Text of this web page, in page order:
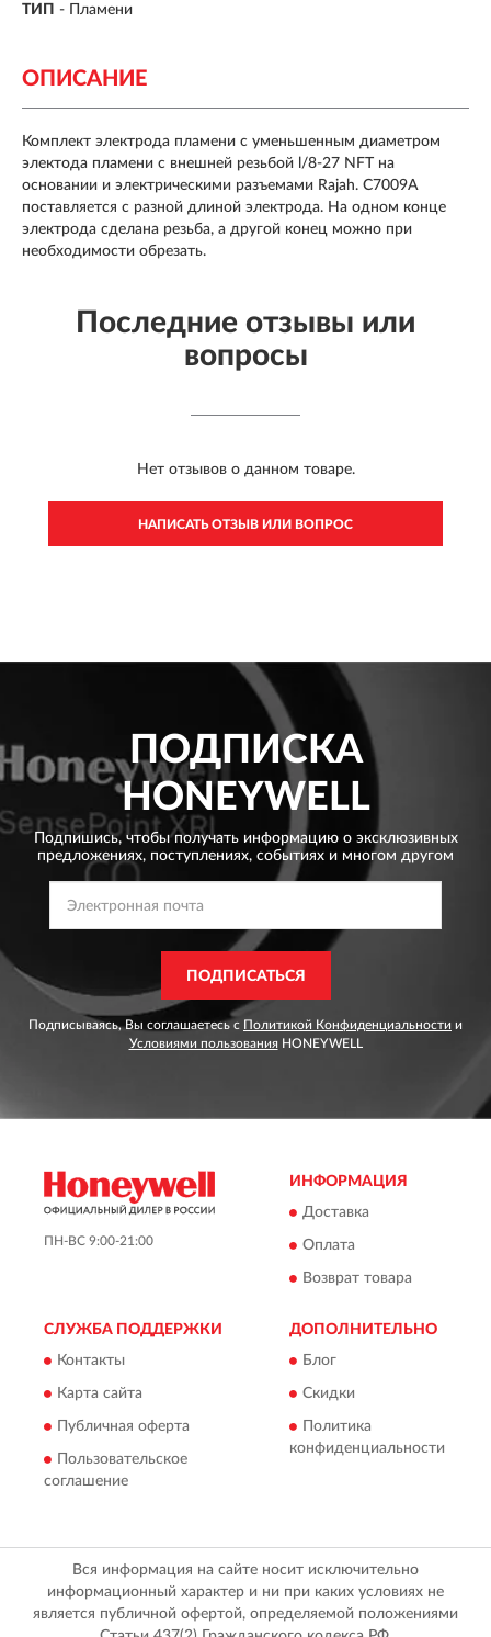
ТИП - Пламени
ОПИСАНИЕ
Комплект электрода пламени с уменьшенным диаметром
электода пламени с внешней резьбой l/8-27 NFT на
основании и электрическими разъемами Rajah. C7009A
поставляется с разной длиной электрода. На одном конце
электрода сделана резьба, а другой конец можно при
необходимости обрезать.
Последние отзывы или
вопросы
Нет отзывов о данном товаре.
НАПИСАТЬ ОТЗЫВ ИЛИ ВОПРОС
ПОДПИСКА
HONEYWELL
Подпишись, чтобы получать информацию о эксклюзивных
предложениях, поступлениях, событиях и многом другом
ПОДПИСАТЬСЯ
Подписываясь, Вы соглашаетесь с Политикой Конфиденциальности и
Условиями пользованияHONEYWELL
ПН-ВС 9:00-21:00
ИНФОРМАЦИЯ
Доставка
Оплата
Возврат товара
СЛУЖБА ПОДДЕРЖКИ
Контакты
Карта сайта
Публичная оферта
Пользовательское
соглашение
ДОПОЛНИТЕЛЬНО
Блог
Скидки
Политика
конфиденциальности
Вся информация на сайте носит исключительно
информационный характер и ни при каких условиях не
является публичной офертой, определяемой положениями